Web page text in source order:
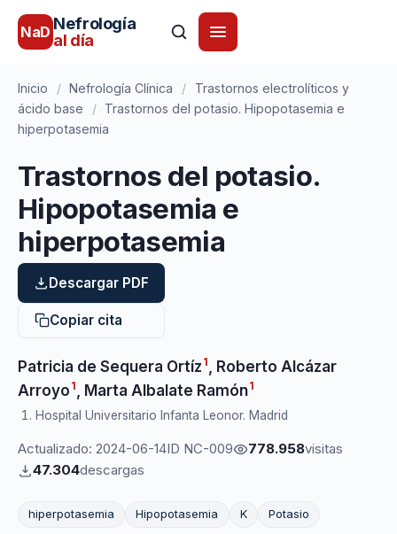
NaD Nefrología
al día
Inicio / Nefrología Clínica /
Trastornos electrolíticos y
ácido base
/
Trastornos del potasio. Hipopotasemia e
hiperpotasemia
Trastornos del potasio.
Hipopotasemia e
hiperpotasemia
Descargar PDF
Copiar cita
Patricia de Sequera Ortíz 1
Roberto Alcázar
Arroyo 1 Marta Albalate Ramón1
Hospital Universitario Infanta Leonor. Madrid
Actualizado: 2024-06-14ID NC-009 778.958visitas
47.304descargas
hiperpotasemia Hipopotasemia K Potasio